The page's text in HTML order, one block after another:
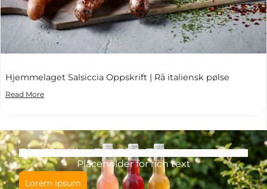
Hjemmelaget Salsiccia Oppskrift | Rå italiensk pølse
Read More
Placeholder For Rich Text
Placeholder for rich text
Lorem ipsum